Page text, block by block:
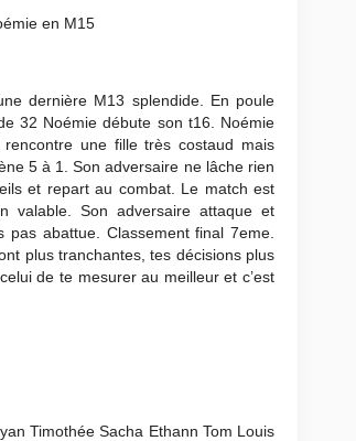
en M15
dernière M13 splendide. En poule
32 Noémie débute son t16. Noémie
une fille très costaud mais
5 à 1. Son adversaire ne lâche rien
et repart au combat. Le match est
valable. Son adversaire attaque et
abattue. Classement final 7eme.
plus tranchantes, tes décisions plus
de te mesurer au meilleur et c’est
Timothée Sacha Ethann Tom Louis